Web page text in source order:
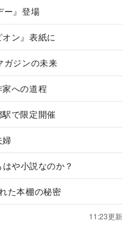
ー』登場
ン』表紙に
ガジンの未来
家への道程
駅で限定開催
婦
や小説なのか？
た本棚の秘密
11:23更新